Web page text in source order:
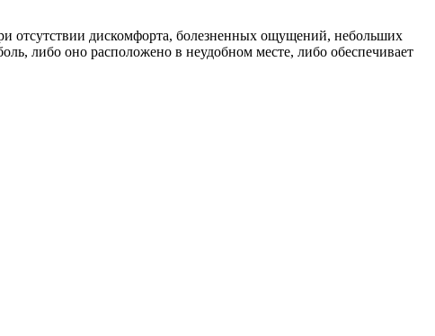
отсутствии дискомфорта, болезненных ощущений, небольших
либо оно расположено в неудобном месте, либо обеспечивает